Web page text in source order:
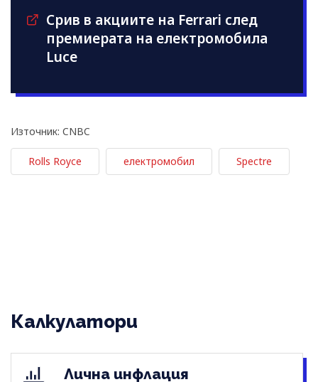
Срив в акциите на Ferrari след
премиерата на електромобила
Luce
Източник: CNBC
Rolls Royce електромобил Spectre
Калкулатори
Лична инфлация